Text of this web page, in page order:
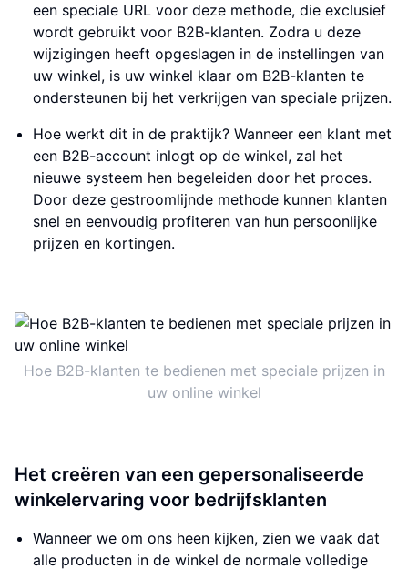
een speciale URL voor deze methode, die exclusief
wordt gebruikt voor B2B-klanten. Zodra u deze
wijzigingen heeft opgeslagen in de instellingen van
uw winkel, is uw winkel klaar om B2B-klanten te
ondersteunen bij het verkrijgen van speciale prijzen.
Hoe werkt dit in de praktijk? Wanneer een klant met
een B2B-account inlogt op de winkel, zal het
nieuwe systeem hen begeleiden door het proces.
Door deze gestroomlijnde methode kunnen klanten
snel en eenvoudig profiteren van hun persoonlijke
prijzen en kortingen.
Hoe B2B-klanten te bedienen met speciale prijzen in
uw online winkel
Het creëren van een gepersonaliseerde
winkelervaring voor bedrijfsklanten
Wanneer we om ons heen kijken, zien we vaak dat
alle producten in de winkel de normale volledige